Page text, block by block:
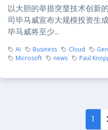
以大胆的举措突显技术创新
司毕马威宣布大规模投资生
毕马威将至少...
AI Business Cloud
Microsoft
news Paul
1